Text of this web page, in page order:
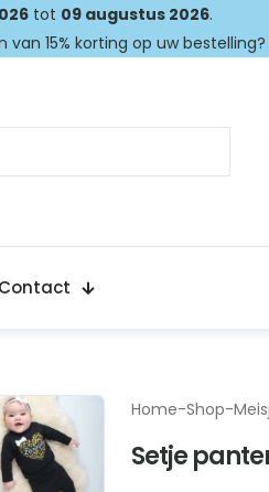
tot 09 augustus 2026.
15% korting op uw
Contact
Home-Shop-
Setje